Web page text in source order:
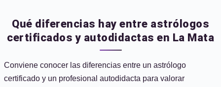
Qué diferencias hay entre astrólogos
certificados y autodidactas en La Mata
Conviene conocer las diferencias entre un astrólogo
certificado y un profesional autodidacta para valorar